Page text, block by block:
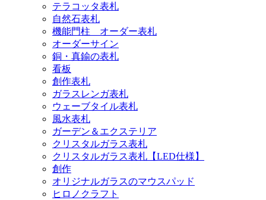
テラコッタ表札
自然石表札
機能門柱 オーダー表札
オーダーサイン
銅・真鍮の表札
看板
創作表札
ガラスレンガ表札
ウェーブタイル表札
風水表札
ガーデン＆エクステリア
クリスタルガラス表札
クリスタルガラス表札【LED仕様】
創作
オリジナルガラスのマウスパッド
ヒロノクラフト